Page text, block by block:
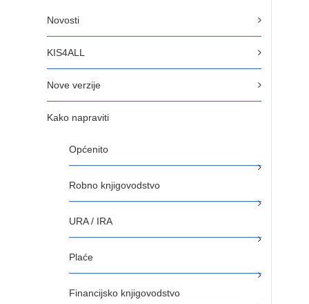
Novosti
KIS4ALL
Nove verzije
Kako napraviti
Općenito
Robno knjigovodstvo
URA / IRA
Plaće
Financijsko knjigovodstvo